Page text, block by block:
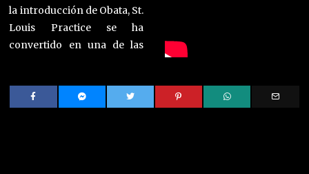
la introducción de Obata, St.
Louis Practice se ha
convertido en una de las